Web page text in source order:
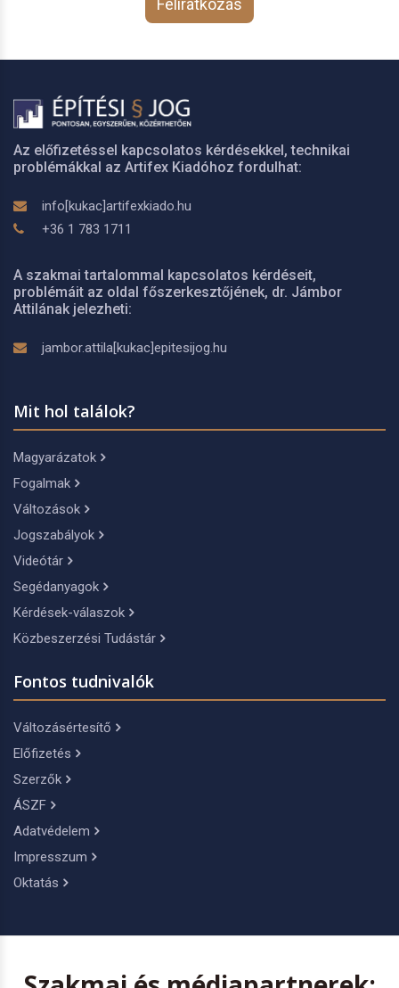
Feliratkozás
Az előfizetéssel kapcsolatos kérdésekkel, technikai
problémákkal az Artifex Kiadóhoz fordulhat:
info[kukac]artifexkiado.hu
+36 1 783 1711
A szakmai tartalommal kapcsolatos kérdéseit,
problémáit az oldal főszerkesztőjének, dr. Jámbor
Attilának jelezheti:
jambor.attila[kukac]epitesijog.hu
Mit hol találok?
Magyarázatok
Fogalmak
Változások
Jogszabályok
Videótár
Segédanyagok
Kérdések-válaszok
Közbeszerzési Tudástár
Fontos tudnivalók
Változásértesítő
Előfizetés
Szerzők
ÁSZF
Adatvédelem
Impresszum
Oktatás